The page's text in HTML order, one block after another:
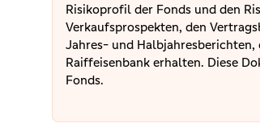
Risikoprofil der Fonds und den
Verkaufsprospekten, den
Jahres- und Halbjahresberichten,
Raiffeisenbank erhalten. Diese
Fonds.